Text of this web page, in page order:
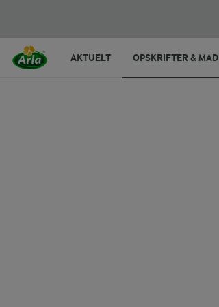
AKTUELT OPSKRIFTER & MAD